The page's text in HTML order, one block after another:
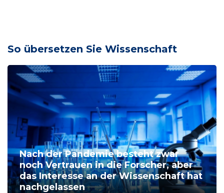
So übersetzen Sie Wissenschaft
Nach der Pandemie besteht zwar
noch Vertrauen in die Forscher, aber
das Interesse an der Wissenschaft hat
nachgelassen